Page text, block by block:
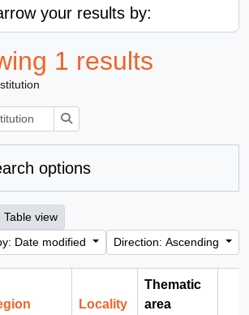
your results by:
1 results
options
Table view
Date modified
Direction: Ascending
Locality
Thematic
area